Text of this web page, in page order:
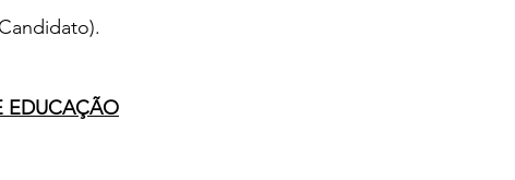
EDUCAÇÃO